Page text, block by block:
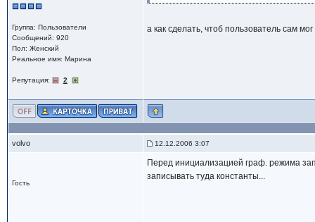
Группа: Пользователи
Сообщений: 920
Пол: Женский
Реальное имя: Марина
Репутация: 2
а как сделать, чтоб пользователь сам
volvo 12.12.2006 3:07
Гость
Перед инициализацией граф. режима
записывать туда константы...